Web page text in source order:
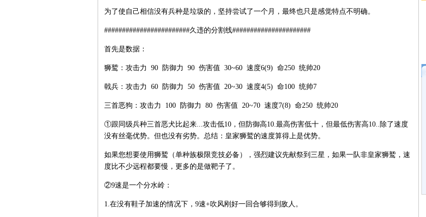
为了使自己相信没有兵种是垃圾的，坚持尝试了一个月，最终也只是感觉特点不明确。
########################久违的分割线######################
首先是数据：
狮鹫：攻击力 90 防御力 90 伤害值 30~60 速度6(9) 命250 统帅20
戟兵：攻击力 60 防御力 50 伤害值 20~30 速度4(5) 命100 统帅7
三首恶狗：攻击力 100 防御力 80 伤害值 20~70 速度7(8) 命250 统帅20
①跟同级兵种三首恶犬比起来...攻击低10，但防御高10.最高伤害低十，但最低伤害高10..除了速度
没有丝毫优势。但也没有劣势。总结：皇家狮鹫的速度算得上是优势。
如果您想要使用狮鹫（单种族极限竞技必备），强烈建议先献祭到三星，如果一队非皇家狮鹫，速
度比不少远程都要慢，更多的是做靶子了。
②9速是一个分水岭：
1.在没有鞋子加速的情况下，9速+吹风刚好一回合够得到敌人。